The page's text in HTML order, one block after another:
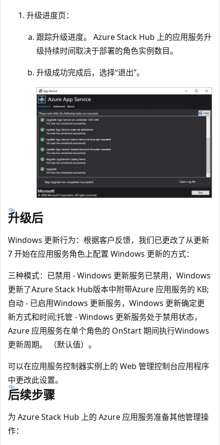
升级进度页：
跟踪升级进度。 Azure Stack Hub 上的应用服务升
级持续时间取决于部署的角色实例数目。
升级成功完成后，选择“退出”。
升级后
Windows 更新行为：根据客户反馈，我们已更改了从更新
7 开始在应用服务角色上配置 Windows 更新的方式：
三种模式：已禁用 - Windows 更新服务已禁用，Windows
更新了Azure Stack Hub版本中附带Azure 应用服务的 KB;
自动 - 已启用Windows 更新服务，Windows 更新确定更
新方式和时间;托管 - Windows 更新服务处于禁用状态，
Azure 应用服务在单个角色的 OnStart 期间执行Windows
更新周期。 （默认值）。
可以在应用服务控制器实例上的 Web 管理控制台应用程序
中更改此设置。
后续步骤
为 Azure Stack Hub 上的 Azure 应用服务准备其他管理操
作：